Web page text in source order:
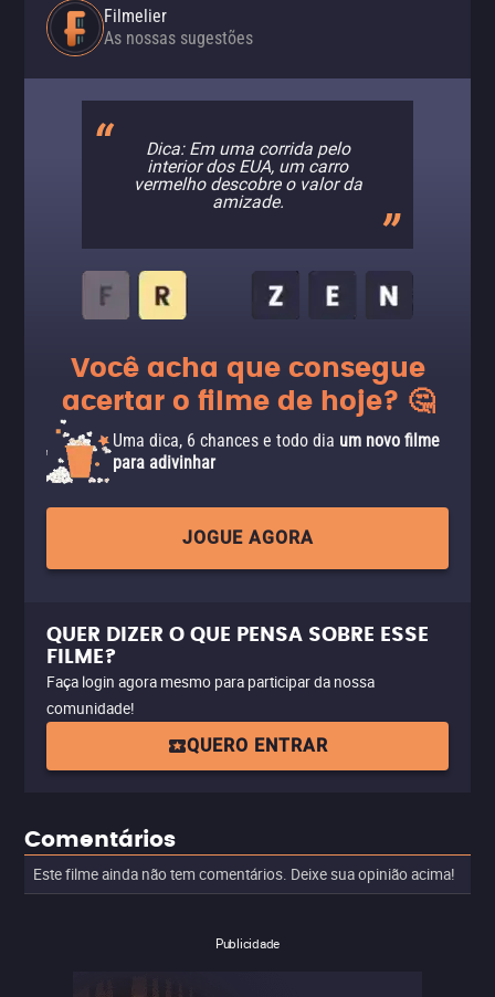
Filmelier
As nossas sugestões
Dica: Em uma corrida pelo
interior dos EUA, um carro
vermelho descobre o valor da
amizade.
Você acha que consegue
acertar o filme de hoje? 🤔
Uma dica, 6 chances e todo dia um novo filme
para adivinhar
JOGUE AGORA
QUER DIZER O QUE PENSA SOBRE ESSE
FILME?
Faça login agora mesmo para participar da nossa
comunidade!
QUERO ENTRAR
Comentários
Este filme ainda não tem comentários. Deixe sua opinião acima!
Publicidade